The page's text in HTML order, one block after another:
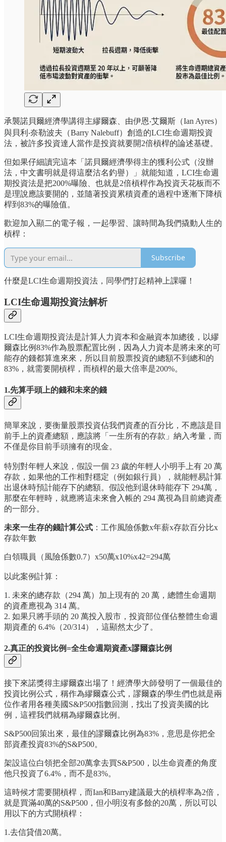
承襲諾貝爾經濟學講得主繆爾森、由伊恩‧艾爾斯（Ian Ayres）
與貝利‧奈勒波夫（Barry Nalebuff）創造的LCI生命週期投資
法，被許多投資達人當作是投資就要開2倍槓桿的論述基礎。
但如果仔細讀完這本「諾貝爾經濟學得主的獲利公式（沒辦
法，中文書明就是得這麼沽名釣譽）」就能知道，LCI生命週
期投資法是把200%曝險、也就是2倍槓桿作為投資天花板而不
是理說應該要開的，並隨著投資累積資產的過程中逐漸下降槓
桿到83%的曝險值。
歡迎加入顯二的電子報，一起學習、讓時間為我們撬動人生的
槓桿：
Subscribe
什麼是LCI生命週期投資法，同學們打起精神上課囉！
LCI生命週期投資法解析
LCI生命週期投資法是計算人力資本和金融資本加總後，以繆
爾森比例83%作為股票配置比例，因為人力資本是將未來的可
能存的錢都算進來來，所以目前股票投資的總額不到總和的
83%，就需要開槓桿，而槓桿的最大倍率是200%。
1.先算手頭上的錢和未來的錢
簡單來說，要衡量股票投資佔我們資產的百分比，不應該是目
前手上的資產總額，應該將「一生所有的存款」納入考量，而
不僅是你目前手頭擁有的現金。
特別對年輕人來說，假設一個 23 歲的年輕人小明手上有 20 萬
存款，如果他的工作相對穩定（例如銀行員），就能輕易計算
出退休時預計能存下的總額。假設他到退休時能存下 294萬，
那麼在年輕時，就應將這未來會入帳的 294 萬視為目前總資產
的一部分。
未來一生存的錢計算公式 ：工作風險係數x年薪x存款百分比x
存款年數
白領職員（風險係數0.7）x50萬x10%x42=294萬
以此案例計算：
1. 未來的總存款（294 萬）加上現有的 20 萬，總體生命週期
的資產應視為 314 萬。
2. 如果只將手頭的 20 萬投入股市，投資部位僅佔整體生命週
期資產的 6.4%（20/314），這顯然太少了。
2.真正的投資比例=全生命週期資產x謬爾森比例
接下來諾獎得主繆爾森出場了！經濟學大師發明了一個最佳的
投資比例公式，稱作為繆爾森公式，謬爾森的學生們也就是兩
位作者用各種美國S&P500指數回測，找出了投資美國的比
例，這裡我們就稱為繆爾森比例。
S&P500回策出來，最佳的謬爾森比例為83%，意思是你把全
部資產投資83%的S&P500。
架設這位白領把全部20萬拿去買S&P500，以生命資產的角度
他只投資了6.4%，而不是83%。
這時候才需要開槓桿，而Ian和Barry建議最大的槓桿率為2倍，
就是買滿40萬的S&P500，但小明沒有多餘的20萬，所以可以
用以下的方式開槓桿：
1.去信貸借20萬。